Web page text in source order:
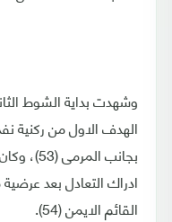
وشهدت بداية الشوط
الهدف الاول من ركنية
بجانب
ادراك التعادل بعد
القائم الايمن (54).